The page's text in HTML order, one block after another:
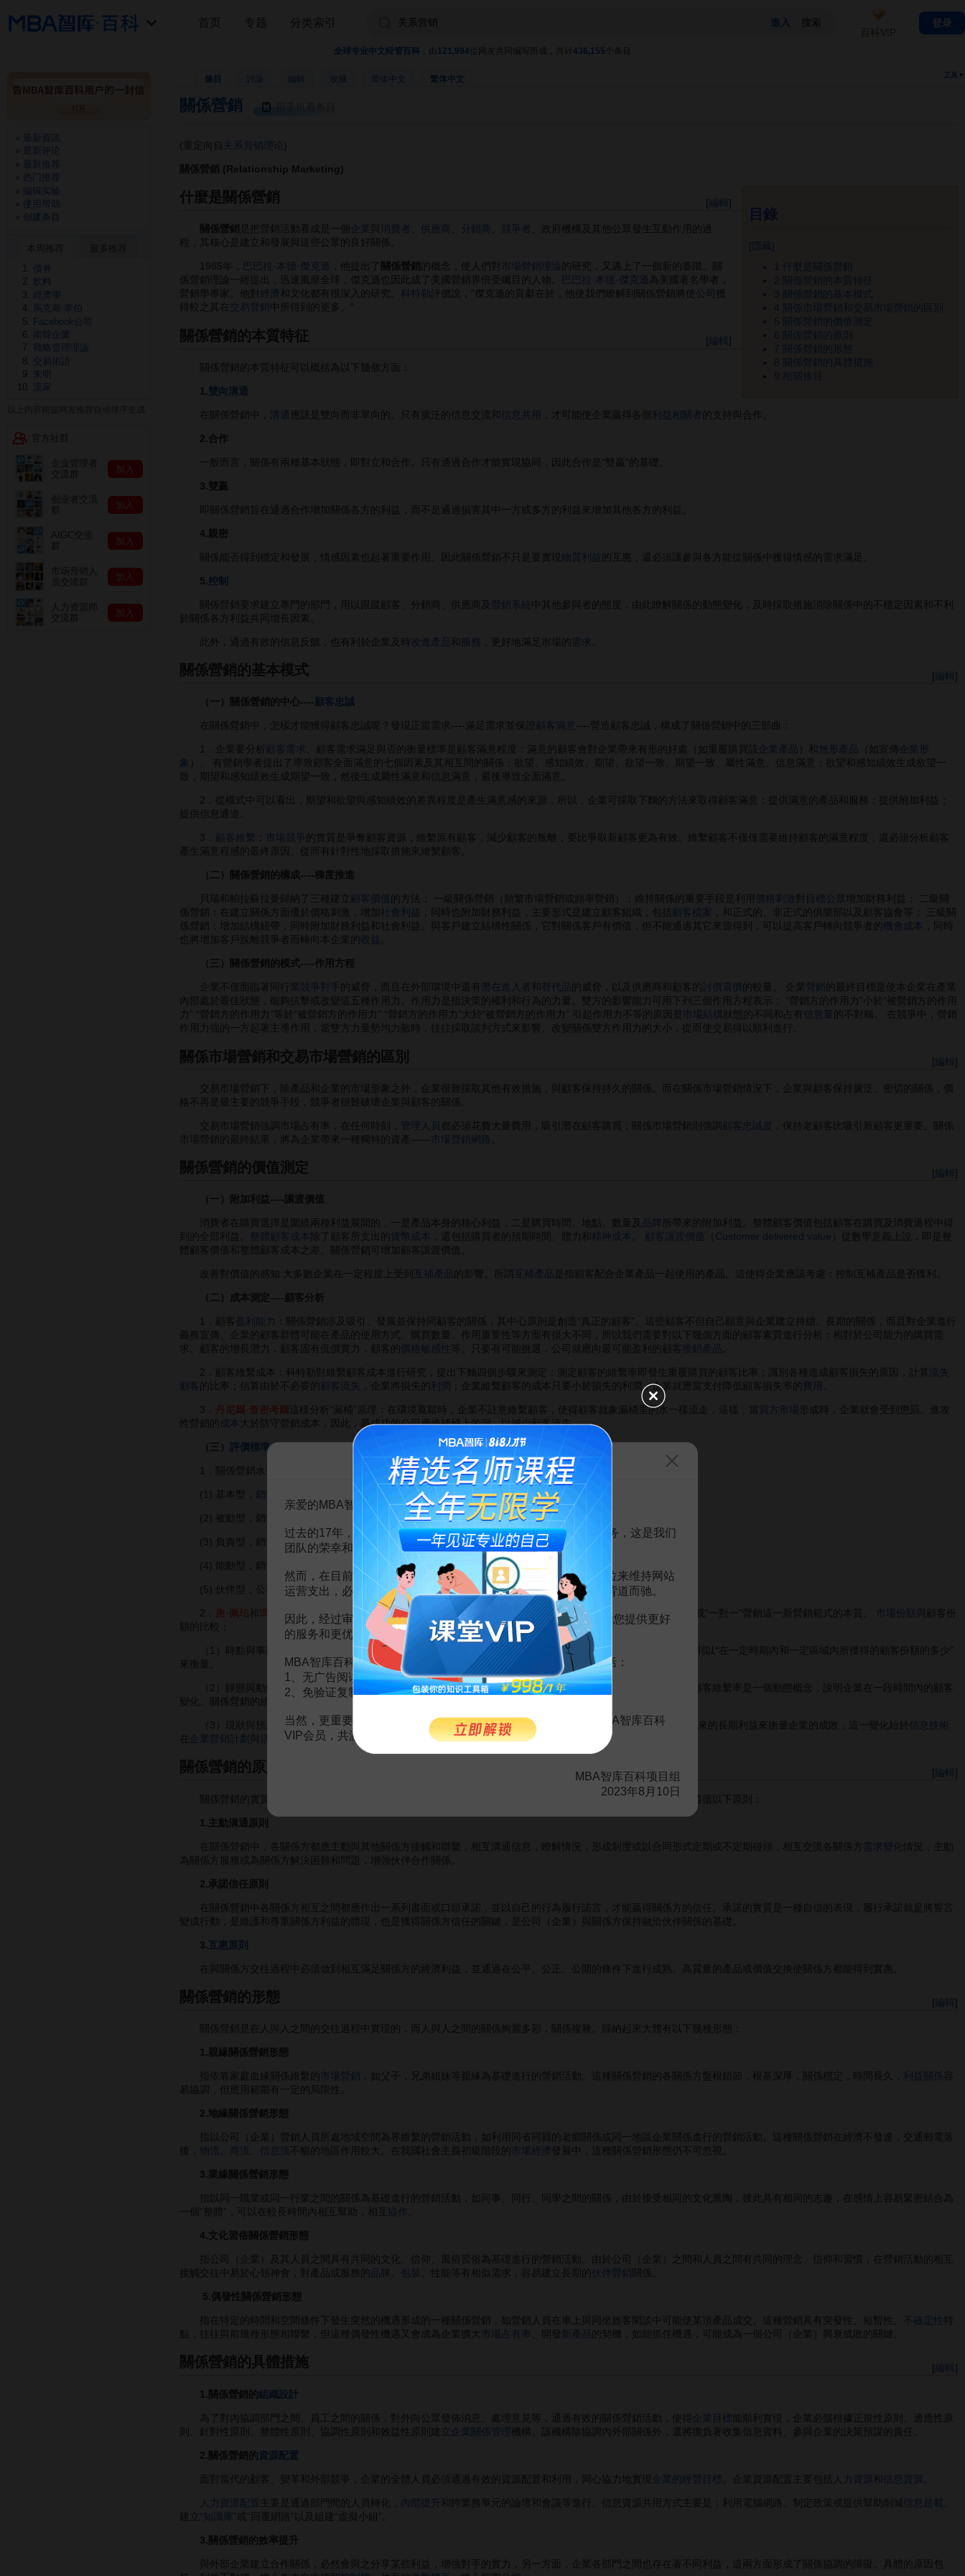
全球专业中文经管百科 121,994 位网友共同编写而成，共计 436,155 个条目
條目 收藏 繁体中文 工具▼
關係營銷
(重定向自 关系营销理论
關係營銷 (Relationship Marketing)
1 什麼是關係營銷
2
關係營銷的本質特征
3
關係營銷的基本模式
4
關係市場營銷和交易市場營銷的區別
5
關係營銷的價值測定
6
關係營銷的原則
7
關係營銷的形態
8
關係營銷的具體措施
9
相關條目
[編輯
什麼是關係營銷
關係營銷 是把營銷活動看成是一個 企業 與 消費者 供應商 分銷商 競爭者
、政府機構及其他公眾發生互動作用的過
程，其核心是建立和發展與這些公眾的良好關係。
1985年， 巴巴拉·本德·傑克遜 ，他提出了 關係營銷的概念，使人們對 市場營銷理論 的研究，又邁上了一個新的臺階。關
係營銷理論一經提出，迅速風靡全球，傑克遜也因此成了美國營銷界倍受矚目的人物。
巴巴拉·本德·傑克遜 為美國著名學者，
營銷學專家。他對 經濟 和文化都有很深入的研究。 科特勒 評價說，“傑克遜的貢獻在於，他使我們瞭解到關係營銷將使 公司 獲
得較之其在
交易營銷 中所得到的更多。”
[編輯
關係營銷的本質特征
關係營銷的本質特征可以概括為以下幾個方面：
1.雙向溝通
在關係營銷中， 溝通 應該是雙向而非單向的。只有廣泛的信息交流和 信息共用 ，才可能使企業贏得各個 利益相關者 的支持與合作。
2.合作
一般而言，關係有兩種基本狀態，即對立和合作。只有通過合作才能實現協同，因此合作是“雙贏”的基礎。
3.雙贏
即關係營銷旨在通過合作增加關係各方的利益，而不是通過損害其中一方或多方的利益來增加其他各方的利益。
4.親密
關係能否得到穩定和發展，情感因素也起著重要作用。因此關係營銷不只是要實現 物質利益 的互惠，還必須讓參與各方能從關係中獲得情感的需求滿足。
5. 控制
關係營銷要求建立專門的部門，用以跟蹤顧客、分銷商、供應商及 營銷系統
中其他參與者的態度，由此瞭解關係的動態變化，及時採取措施消除關係中的不穩定因素和不利
於關係各方利益共同增長因素。
此外，通過有效的信息反饋，也有利於企業及時 改進產品 和 服務 ，更好地滿足市場的 需求
[編輯
關係營銷的基本模式
（一）關係營銷的中心---- 顧客忠誠
在關係營銷中，怎樣才能獲得顧客忠誠呢？發現正當需求----滿足需求並保證 顧客滿意 ----營造顧客忠誠，構成了關係營銷中的三部曲：
1．企業要分析 顧客需求 、顧客需求滿足與否的衡量標準是顧客滿意程度：滿意的顧客會對企業帶來有形的好處（如重覆購買該 企業產品 ）和 無形產品 （如宣傳
企業形
象
）。 有營銷學者提出了導致顧客全面滿意的七個因素及其相互間的關係：欲望、感知績效、期望、欲望一致、期望一致、屬性滿意、信息滿意；欲望和感知績效生成欲望一
致，期望和感知績效生成期望一致，然後生成屬性滿意和信息滿意，最後導致全面滿意。
2．從模式中可以看出，期望和欲望與感知績效的差異程度是產生滿意感的來源，所以，企業可採取下麵的方法來取得顧客滿意：提供滿意的產品和服務；提供附加利益；
提供信息通道。
3． 顧客維繫 市場競爭 的實質是爭奪顧客資源，維繫原有顧客，減少顧客的叛離，要比爭取新顧客更為有效。維繫顧客不僅僅需要維持顧客的滿意程度，還必須分析顧客
產生滿意程感的最終原因。從而有針對性地採取措施來維繫顧客。
（二）關係營銷的構成----梯度推進
貝瑞和帕拉蘇拉曼歸納了三種建立 顧客價值 的方法： 一級關係營銷（頻繁市場營銷或頻率營銷）：維持關係的重要手段是利用 價格刺激 目標公眾
增加財務利益； 二級關
係營銷：在建立關係方面優於價格刺激，增加 社會利益 ，同時也附加財務利益，主要形式是建立顧客組織，包括 顧客檔案
，和正式的、非正式的俱樂部以及顧客協會等； 三級關
係營銷：增加結構紐帶，同時附加財務利益和社會利益。與客戶建立結構性關係，它對關係客戶有價值，但不能通過其它來源得到，可以提高客戶轉向競爭者的
機會成本
也將增加客戶脫離競爭者而轉向本企業的 收益
（三）關係營銷的模式----作用方程
企業不僅面臨著同行業 競爭對手 的威脅，而且在外部環境中還有 潛在進入者 和 替代品的威脅，以及供應商和顧客的 討價還價 的較量。 企業 營銷 的最終目標是使本企業在產業
內部處於最佳狀態，能夠抗擊或改變這五種作用力。作用力是指決策的權利和行為的力量。雙方的影響能力可用下列三個作用方程表示： “營銷方的作用力”小於“被營銷方的作用
力” “營銷方的作用力”等於“被營銷方的作用力” “營銷方的作用力”大於“被營銷方的作用力” 引起作用力不等的原因是
市場結構 狀態的不同和占有 信息量 的不對稱。 在競爭中，營銷
作用力強的一方起著主導作用，當雙方力量勢均力敵時，往往採取談判方式來影響、改變關係雙方作用力的大小，從而使交易得以順利進行。
[編輯
關係市場營銷和交易市場營銷的區別
交易市場營銷下，除產品和企業的市場形象之外，企業很難採取其他有效措施，與顧客保持持久的關係。而在關係市場營銷情況下，企業與顧客保持廣泛、密切的關係，價
格不再是最主要的競爭手段，競爭者很難破壞企業與顧客的關係。
交易市場營銷強調市場占有率，在任何時刻， 管理人員 都必須花費大量費用，吸引潛在顧客購買；關係市場營銷則強調 顧客忠誠度
，保持老顧客比吸引新顧客更重要。關係
市場營銷的最終結果，將為企業帶來一種獨特的資產——
市場營銷網路
[編輯
關係營銷的價值測定
（一）附加利益----讓渡價值
消費者在購買選擇是圍繞兩種利益展開的，一是產品本身的核心利益，二是購買時間、地點、數量及 品牌
所帶來的附加利益。整體顧客價值包括顧客在購買及消費過程中得
到的全部利益。
整體顧客成本 除了顧客所支出的 貨幣成本 ，還包括購買者的預期時間、體力和 精神成本 顧客讓渡價值 Customer delivered value ）從數學意義上說，即是整
體顧客價值和整體顧客成本之差。關係營銷可增加顧客讓渡價值。
改善對價值的感知:大多數企業在一定程度上受到 互補產品的影響。所謂 互補產品 是指顧客配合企業產品一起使用的產品。這使得企業應該考慮：控制互補產品是否獲利。
（二）成本測定----顧客分析
1．顧客 盈利能力
：關係營銷涉及吸引、發展並保持同顧客的關係，其中心原則是創造“真正的顧客”。這些顧客不但自己願意與企業建立持續、長期的關係，而且對企業進行
義務宣傳。企業的顧客群體可能在產品的使用方式、購買數量、作用重要性等方面有很大不同，所以我們需要對以下幾個方面的顧客素質進行分析：相對於公司能力的購買需
求、顧客的增長潛力，顧客固有侃價實力，顧客的 價格敏感性 等。只要有可能挑選，公司就應向最可能盈利的顧客 推銷產品
2．顧客維繫成本：科特勒對維繫顧客成本進行研究，提出下麵四個步驟來測定：測定顧客的維繫率即發生重覆購買的顧客比率；識別各種造成顧客損失的原因，計算
流失
顧客的比率；估算由於不必要的 顧客流失 ，企業將損失的 利潤 ；企業維繫顧客的成本只要小於損失的利潤，企業就應當支付降低顧客損失率的
3． 丹尼爾·查密考爾 這樣分析“漏桶”原理：在環境寬鬆時，企業不註意維繫顧客，使得顧客就象漏桶里的水一樣流走，這樣，當 買方市場
形成時，企業就會受到懲罰。進攻
性營銷的 成本 大於防守營銷成本，因此，最成功的公司應修補桶上的洞，以減少顧客流失。
（三） 評價標準- ---
1．關係營銷水平：科特勒區分可與顧客之間的五種不同程度的關係水平：
(1) 基本型， 銷售人員 出去就不再與顧客接觸；
(2) 被動型，銷售人員鼓動顧客在遇到問題或有意見是與公司聯繫；
(3) 負責型，銷售人員在產品售出後，主動征求顧客意見
(4) 能動型，銷售人員不斷向顧客詢問改進產品用途的建議或者關於有用新產品 的信息；
(5) 伙伴型，公司與顧客共同努力，尋求顧客合理開支方法，或者幫助顧客更好地進行購買。
2． 唐·佩珀 和 瑪沙·羅傑斯 針對 市場份額提出了顧客份額的概念，認為顧客作為企業營銷活動的中心，是關係營銷或“一對一”營銷這一新營銷範式的本質。 市場份額
與顧客份
額的比較：
（1）時點與事段：以往對銷售效果的測量，是“以特定時期內某一選定市場上發生交易的多少”作為標準；而今天則以“在一定時期內和一定區域內所獲得的顧客份額的多少”
來衡量。
（2）靜態與動態：銷售收入 =使用人的數量×每個人的使用量=（新顧客+原有顧客×顧客維繫率）×每人的使用量顧客維繫率是一個動態概念，說明企業在一段時間內的顧客
變化。關係營銷的績效體現在維持原有的顧客，而不是靠吸引新顧客來增加顧客數量。
（3）現狀與預期：希望提高顧客份額的企業首先應瞭解顧客有可能產生的潛在需求 。關係營銷是以顧客份額 所帶來的長期利益來衡量企業的成敗，這一變化始於 信息技術
在
企業營銷計劃 與 活動 中的廣泛運用。
[編輯
關係營銷的原則
關係營銷的實質是在市場營銷中與各關係方建立長期穩定的相互依存的營銷關係，以求彼此協調發展，因而必須遵循以下原則：
1.主動溝通原則
在關係營銷中，各關係方都應主動與其他關係方接觸和聯繫，相互溝通信息，瞭解情況，形成制度或以合同形式定期或不定期碰頭，相互交流各關係方 需求變化
情況，主動
為關係方服務或為關係方解決困難和問題，增強伙伴合作關係。
2.承諾信任原則
在關係營銷中各關係方相互之間都應作出一系列書面或口頭承諾，並以自己的行為履行諾言，才能贏得關係方的信任。承諾的實質是一種自信的表現，履行承諾就是將誓言
變成行動，是維護和尊重關係方利益的體現，也是獲得關係方信任的關鍵，是公司（企業）與關係方保持融洽伙伴關係的基礎。
3.互惠原則
在與關係方交往過程中必須做到相互滿足關係方的經濟利益，並通過在公平、公正、公開的條件下進行成熟、高質量的產品或價值交換使關係方都能得到實惠。
[編輯
關係營銷的形態
關係營銷是在人與人之間的交往過程中實現的，而人與人之間的關係絢麗多彩，關係複雜。歸納起來大體有以下幾種形態：
1.親緣關係營銷形態
指依靠家庭血緣關係維繫的 市場營銷 ，如父子，兄弟姐妹等親緣為基礎進行的營銷活動。這種關係營銷的各關係方盤根錯節，根基深厚，關係穩定，時間長久， 利益關係 容
易協調，但應用範圍有一定的局限性。
2.地緣關係營銷形態
指以公司（企業）營銷人員所處地域空間為界維繫的營銷活動，如利用同省同縣的老鄉關係或同一地區企業關係進行的營銷活動。這種關係營銷在經濟不發達，交通郵電落
後， 物流 商流 信息流 不暢的地區作用較大。在我國社會主義初級階段的 市場經濟 發展中，這種關係營銷形態仍不可忽視。
3.業緣關係營銷形態
指以同一職業或同一行業之間的關係為基礎進行的營銷活動，如同事、同行、同學之間的關係，由於接受相同的文化熏陶，彼此具有相同的志趣，在感情上容易緊密結合為
一個“整體”，可以在較長時間內相互幫助，相互
協作
4.文化習俗關係營銷形態
指公司（企業）及其人員之間具有共同的文化、信仰、風俗習俗為基礎進行的營銷活動。由於公司（企業）之間和人員之間有共同的理念、信仰和習慣，在營銷活動的相互
接觸交往中易於心領神會，對產品或服務的
品牌 包裝 、性能等有相似需求，容易建立長期的 伙伴營銷 關係。
5.偶發性關係營銷形態
指在特定的時間和空間條件下發生突然的機遇形成的一種關係營銷，如營銷人員在車上與同坐旅客閑談中可能使某頂產品成交。這種營銷具有突發性、短暫性、 不確定性 特
點，往往與前幾種形態相聯繫，但這種偶發性機遇又會成為企業擴大
市場占有率 、開發 新產品的契機，如能抓住機遇，可能成為一個公司（企業）興衰成敗的關鍵。
[編輯
關係營銷的具體措施
1.關係營銷的組織設計
為了對內協調部門之間、員工之間的關係，對外向公眾發佈消息、處理意見等，通過有效的關係營銷活動，使得 企業目標
能順利實現，企業必鬚根據正規性原則、適應性原
則、針對性原則、整體性原則、協調性原則和效益性原則建立 企業關係管理 機構。該機構除協調內外部關係外，還將擔負著收集信息資料、參與企業的決策預謀的責任。
2.關係營銷的資源配置
面對當代的顧客、變革和外部競爭，企業的全體人員必須通過有效的資源配置和利用，同心協力地實現 企業的經營目標 。企業資源配置主要包括 人力資源 和 信息資源
人力資源配置 主要是通過部門間的人員轉化， 內部提升 和跨業務單元的論壇和會議等進行。信息資源共用方式主要是：利用電腦網路、制定政策或提供幫助削減 信息超載
建立“知識庫 ”或“回覆網路”以及組建“虛擬小組”。
3.關係營銷的效率提升
與外部企業建立合作關係，必然會與之分享某些利益，增強對手的實力，另一方面，企業各部門之間也存在著不同利益，這兩方面形成了關係協調的障礙。具體的原因包
首页 专题 分类索引
百科VIP
登录
最新資訊
最新评论
最新推荐
热门推荐
编辑实验
使用帮助
创建条目
債券
飲料
經濟學
馬克斯·韋伯
Facebook公司
南韓企業
戰略管理理論
交易術語
朱明
流家
加入
加入
加入
加入
加入
告MBA智库百科用户的一封信
亲爱的MBA智库百科用户：
过去的17年，百科频道一直以免费公益的形式为大家提供知识服务，这是我们
团队的荣幸和骄傲。
然而，在目前越来越严峻的经营挑战下，单纯依靠不断增加广告位来维持网站
运营支出，必然会越来越影响您的使用体验，这也与我们的初衷背道而驰。
因此，经过审慎地考虑，我们决定推出VIP会员收费制度，以便为您提供更好
的服务和更优质的内容。
MBA智库百科VIP会员（9.9元 / 年， 点击开通 ），您的权益将包括：
1、无广告阅读；
2、免验证复制。
当然，更重要的是长期以来您对百科频道的支持。诚邀您加入MBA智库百科
VIP会员，共渡难关，共同见证彼此的成长和进步！
MBA智库百科项目组
2023年8月10日